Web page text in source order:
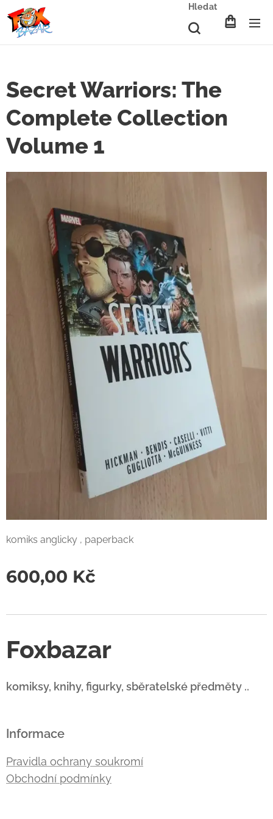
Hledat
Secret Warriors: The
Complete Collection
Volume 1
komiks anglicky , paperback
600,00 Kč
Foxbazar
komiksy, knihy, figurky, sběratelské předměty ..
Informace
Pravidla ochrany soukromí
Obchodní podmínky